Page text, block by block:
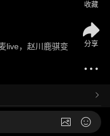
live，赵川鹿骐变
收藏
分享